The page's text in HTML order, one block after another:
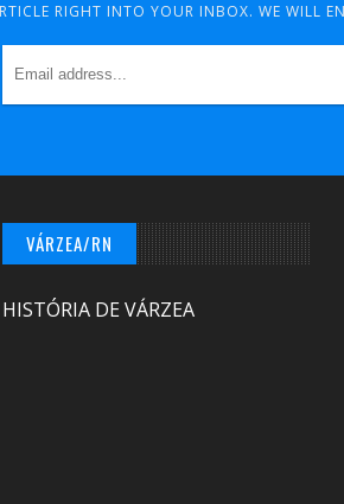
RIGHT INTO YOUR INBOX. WE WILL
VÁRZEA/RN
HISTÓRIA DE VÁRZEA